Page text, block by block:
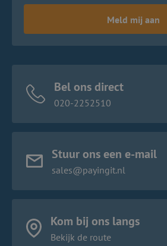
Meld mij aan
Bel ons direct
020-2252510
Stuur ons een e-mail
sales@payingit.nl
Kom bij ons langs
Bekijk de route